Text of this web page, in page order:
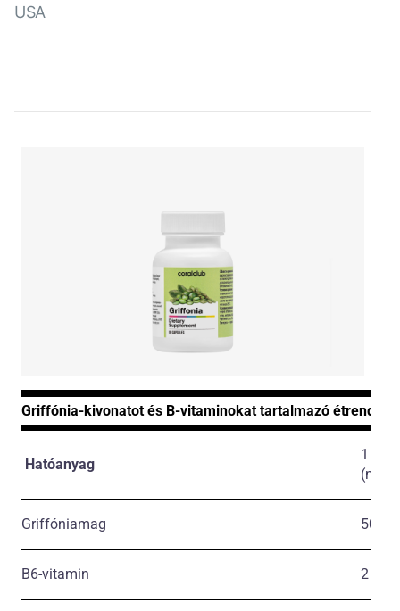
USA
Griffónia-kivonatot és B-vitaminokat tartalmazó étrend-
Hatóanyag
1
(napi
Griffóniamag 50 mg
B6-vitamin 2 mg